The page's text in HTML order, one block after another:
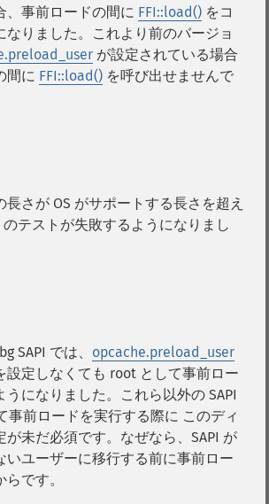
、事前ロードの間に FFI::load() をコ
なりました。これより前のバージョ
が設定されている場合
間に FFI::load() を呼び出せませんで
長さが OS がサポートする長さを超え
のテストが失敗するようになりまし
SAPI では、 opcache.preload_user
設定しなくても root として事前ロー
うになりました。これら以外の SAPI
事前ロードを実行する際に このディ
が未だ必須です。なぜなら、SAPI が
いユーザーに移行する前に事前ロー
です。